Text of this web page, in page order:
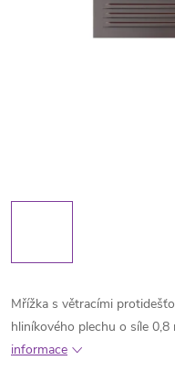
Mřížka s větracími
hliníkového plechu o síle
informace